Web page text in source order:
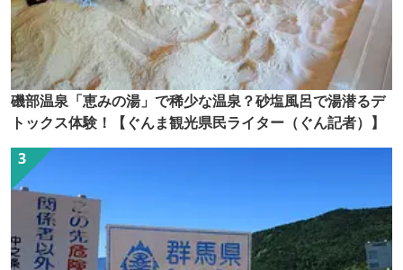
磯部温泉「恵みの湯」で稀少な温泉？砂塩風呂で湯潜るデ
トックス体験！【ぐんま観光県民ライター（ぐん記者）】